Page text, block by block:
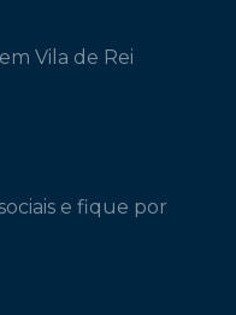
Vila de Rei
e fique por